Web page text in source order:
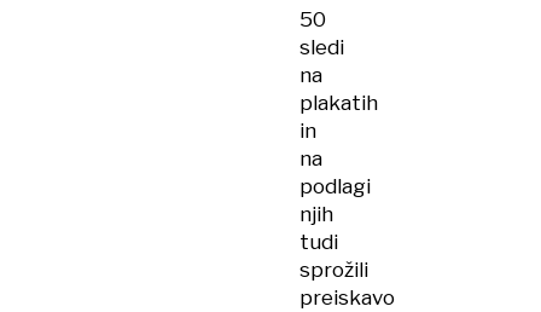
50
sledi
na
plakatih
in
na
podlagi
njih
tudi
sprožili
preiskavo